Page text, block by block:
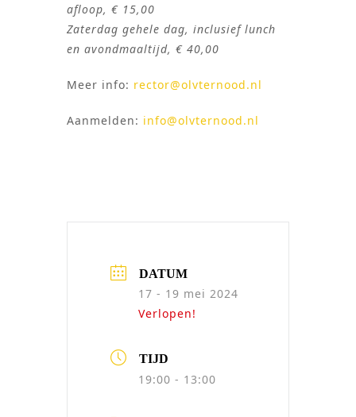
afloop, € 15,00
Zaterdag gehele dag, inclusief lunch
en avondmaaltijd, € 40,00
Meer info: rector@olvternood.nl
Aanmelden: info@olvternood.nl
DATUM
17 - 19 mei 2024
Verlopen!
TIJD
19:00 - 13:00